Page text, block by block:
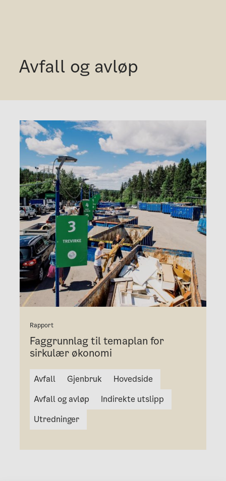
Avfall og avløp
Rapport
Faggrunnlag til temaplan for
sirkulær økonomi
Avfall Gjenbruk
Hovedside
Avfall og avløp
Indirekte utslipp
Utredninger